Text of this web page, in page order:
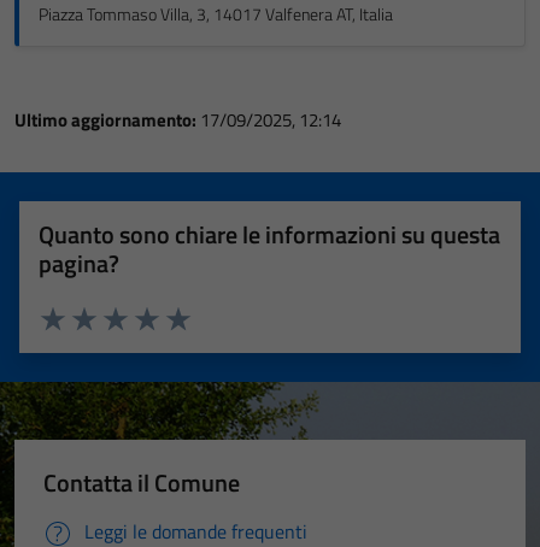
Piazza Tommaso Villa, 3, 14017 Valfenera AT, Italia
Ultimo aggiornamento: 17/09/2025, 12:14
Quanto sono chiare le informazioni su questa
pagina?
Valuta 5 stelle su 5
Valuta 4 stelle su 5
Valuta 3 stelle su 5
Valuta 2 stelle su 5
Valuta 1 stelle su 5
Contatta il Comune
Leggi le domande frequenti